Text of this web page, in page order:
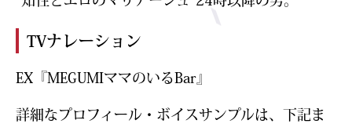
TVナレーション
EX『MEGUMIママのいるBar』
詳細なプロフィール・ボイスサンプルは、下記ま